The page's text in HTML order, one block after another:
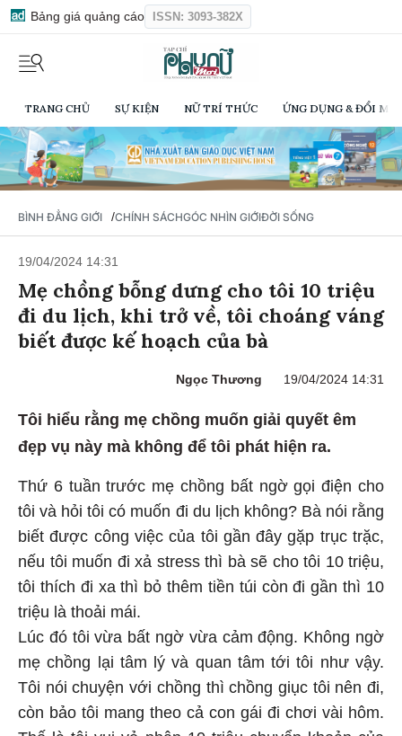
Bảng giá quảng cáo ISSN: 3093-382X
TRANG CHỦ SỰ KIỆN NỮ TRÍ THỨC ỨNG DỤNG & ĐỔI
BÌNH ĐẲNG GIỚI /CHÍNH SÁCHGÓC NHÌN GIỚIĐỜI SỐNG
19/04/2024 14:31
Mẹ chồng bỗng dưng cho tôi 10 triệu
đi du lịch, khi trở về, tôi choáng váng
biết được kế hoạch của bà
Ngọc Thương 19/04/2024 14:31
Tôi hiểu rằng mẹ chồng muốn giải quyết êm
đẹp vụ này mà không để tôi phát hiện ra.
Thứ 6 tuần trước mẹ chồng bất ngờ gọi điện cho
tôi và hỏi tôi có muốn đi du lịch không? Bà nói rằng
biết được công việc của tôi gần đây gặp trục trặc,
nếu tôi muốn đi xả stress thì bà sẽ cho tôi 10 triệu,
tôi thích đi xa thì bỏ thêm tiền túi còn đi gần thì 10
triệu là thoải mái.
Lúc đó tôi vừa bất ngờ vừa cảm động. Không ngờ
mẹ chồng lại tâm lý và quan tâm tới tôi như vậy.
Tôi nói chuyện với chồng thì chồng giục tôi nên đi,
còn bảo tôi mang theo cả con gái đi chơi vài hôm.